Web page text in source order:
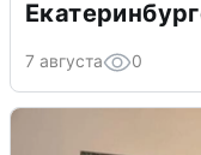
7 августа 0